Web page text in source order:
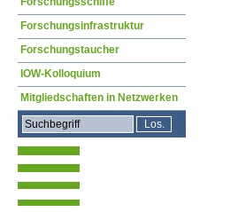
Forschungsinfrastruktur
Forschungstaucher
IOW-Kolloquium
Mitgliedschaften in Netzwerken